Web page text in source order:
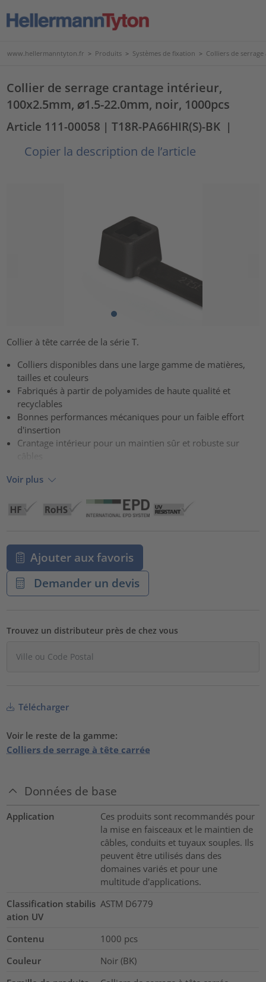
www.hellermanntyton.fr > Produits > Systèmes de fixation > Colliers de
Collier de serrage crantage intérieur,
100x2.5mm, ⌀1.5-22.0mm, noir, 1000pcs
Article 111-00058 | T18R-PA66HIR(S)-BK |
Copier la description de l’article
Collier à tête carrée de la série T.
Colliers disponibles dans une large gamme de matières,
tailles et couleurs
Fabriqués à partir de polyamides de haute qualité et
recyclables
Bonnes performances mécaniques pour un faible effort
d'insertion
Crantage intérieur pour un maintien sûr et robuste sur
Voir plus
Ajouter aux favoris
Demander un devis
Trouvez un distributeur près de chez vous
Télécharger
Voir le reste de la gamme:
Colliers de serrage à tête carrée
Données de base
Application
Ces produits sont recommandés pour
la mise en faisceaux et le maintien de
câbles, conduits et tuyaux souples. Ils
peuvent être utilisés dans des
domaines variés et pour une
multitude d'applications.
Classification stabilis
ation UV
ASTM D6779
Contenu 1000 pcs
Couleur
Noir (BK)